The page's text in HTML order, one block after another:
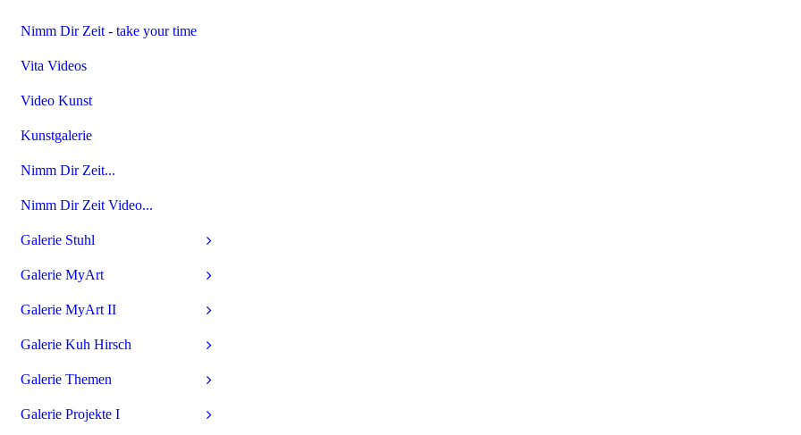
Nimm Dir Zeit - take your time
Vita Videos
Video Kunst
Kunstgalerie
Nimm Dir Zeit...
Nimm Dir Zeit Video...
Galerie Stuhl
Galerie MyArt
Galerie MyArt II
Galerie Kuh Hirsch
Galerie Themen
Galerie Projekte I